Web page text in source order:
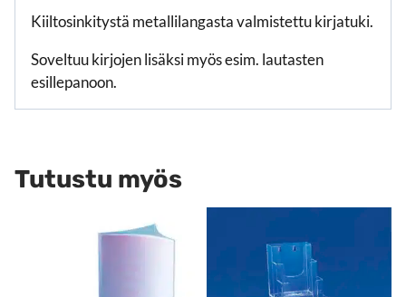
Kiiltosinkitystä metallilangasta valmistettu kirjatuki.
Soveltuu kirjojen lisäksi myös esim. lautasten
esillepanoon.
Tutustu myös